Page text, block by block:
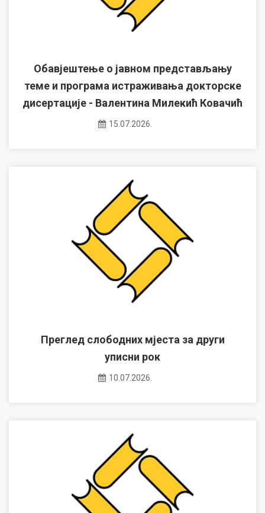
Обавјештење о јавном представљању
теме и програма истраживања докторске
дисертације - Валентина Милекић Ковачић
15.07.2026.
Преглед слободних мјеста за други
уписни рок
10.07.2026.